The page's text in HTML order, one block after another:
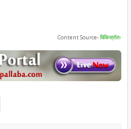
Content Source-विकिस्रोतः